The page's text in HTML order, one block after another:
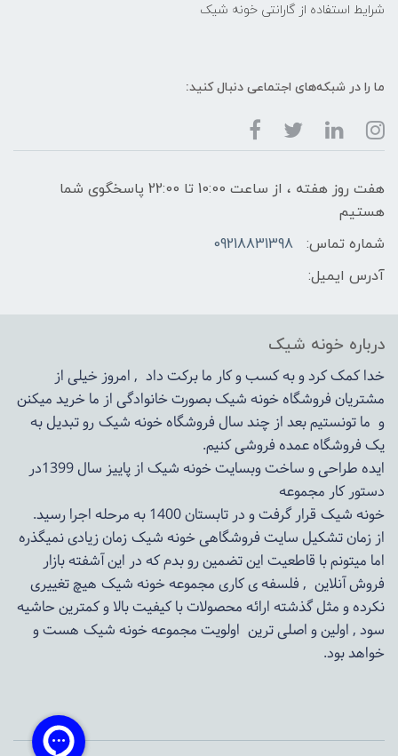
شرایط استفاده از گارانتی خونه شیک
ما را در شبکه‌های اجتماعی دنبال کنید:
هفت روز هفته ، از ساعت 10:00 تا 22:00 پاسخگوی شما
هستیم
شماره تماس:
09218831398
آدرس ایمیل:
درباره خونه شیک
خدا کمک کرد و به کسب و کار ما برکت داد , امروز خیلی از
مشتریان فروشگاه خونه شیک بصورت خانوادگی از ما خرید میکنن
و ما تونستیم بعد از چند سال فروشگاهخونه شیکرو تبدیل به
یک فروشگاه عمده فروشی کنیم.
ایده طراحی و ساخت وبسایت خونه شیک از پاییز سال 1399در
دستور کار مجموعه
خونه شیک قرار گرفت و در تابستان 1400 به مرحله اجرا رسید.
از زمان تشکیل سایت فروشگاهیخونه شیکزمان زیادی نمیگذره
اما میتونم با قاطعیت این تضمین رو بدم که در این آشفته بازار
فروش آنلاین , فلسفه ی کاری مجموعهخونه شیک هیچ تغییری
نکرده و مثل گذشته ارائه محصولات با کیفیت بالا و کمترین حاشیه
سود , اولین و اصلی ترین اولویت مجموعهخونه شیک هست و
خواهد بود.